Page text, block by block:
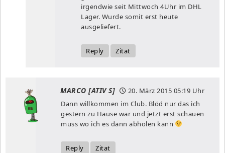
irgendwie seit Mittwoch 4Uhr im DHL
Lager. Wurde somit erst heute
ausgeliefert.
Reply Zitat
MARCO [ATIV S] 20. März 2015 05:19 Uhr
Dann willkommen im Club. Blöd nur das ich
gestern zu Hause war und jetzt erst schauen
muss wo ich es dann abholen kann
Reply Zitat